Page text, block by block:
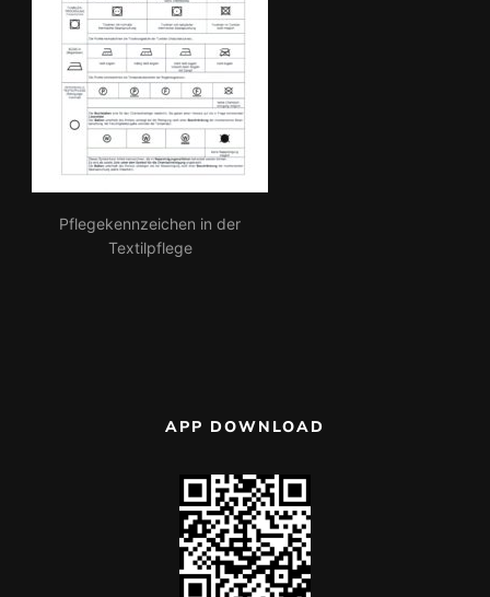
Pflegekennzeichen in der
Textilpflege
APP DOWNLOAD